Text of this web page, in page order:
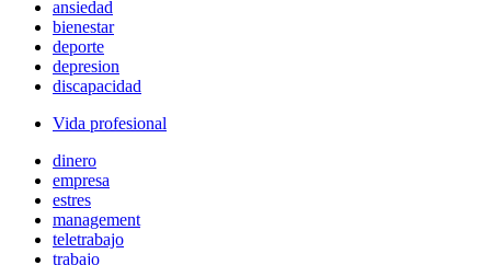
ansiedad
bienestar
deporte
depresion
discapacidad
Vida profesional
dinero
empresa
estres
management
teletrabajo
trabajo